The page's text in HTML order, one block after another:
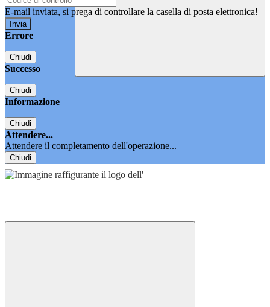
E-mail inviata, si prega di controllare la casella di posta elettronica!
Errore
Chiudi
Successo
Chiudi
Informazione
Chiudi
Attendere...
Attendere il completamento dell'operazione...
Chiudi